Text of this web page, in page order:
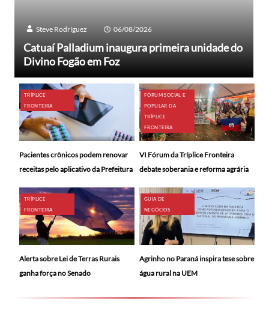
Steve Rodríguez 06/08/2026
Catuaí Palladium inaugura primeira unidade do
Divino Fogão em Foz
TRÍPLICE
FRONTEIRA
Pacientes crônicos podem renovar
receitas pelo aplicativo da Prefeitura
FÓRUM SOCIAL E
POPULAR DA
TRÍPLICE
FRONTEIRA
VI Fórum da Tríplice Fronteira
debate soberania e reforma agrária
TRÍPLICE
FRONTEIRA
Alerta sobre Lei de Terras Rurais
ganha força no Senado
GUIA DE
NEGÓCIOS
Agrinho no Paraná inspira tese sobre
água rural na UEM